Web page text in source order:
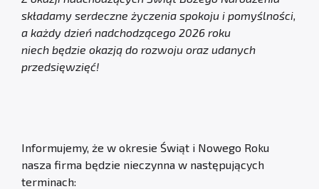
składamy serdeczne życzenia spokoju i pomyślności,
a każdy dzień nadchodzącego 2026 roku
niech będzie okazją do rozwoju oraz udanych
przedsięwzięć!
Informujemy, że w okresie Świąt i Nowego Roku
nasza firma będzie nieczynna w następujących
terminach: